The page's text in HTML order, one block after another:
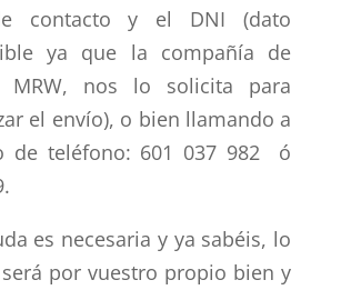
contacto y el DNI (dato
ya que la compañía de
MRW, nos lo solicita para
el envío), o bien llamando a
de teléfono: 601 037 982 ó
es necesaria y ya sabéis, lo
por vuestro propio bien y